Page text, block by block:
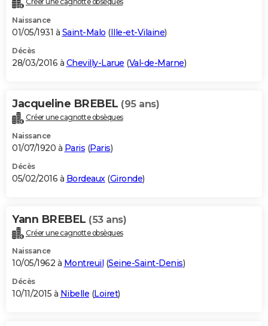
Naissance
01/05/1931 à Saint-Malo (Ille-et-Vilaine)
Décès
28/03/2016 à Chevilly-Larue (Val-de-Marne)
Jacqueline BREBEL (95 ans)
Créer une cagnotte obsèques
Naissance
01/07/1920 à Paris (Paris)
Décès
05/02/2016 à Bordeaux (Gironde)
Yann BREBEL (53 ans)
Créer une cagnotte obsèques
Naissance
10/05/1962 à Montreuil (Seine-Saint-Denis)
Décès
10/11/2015 à Nibelle (Loiret)